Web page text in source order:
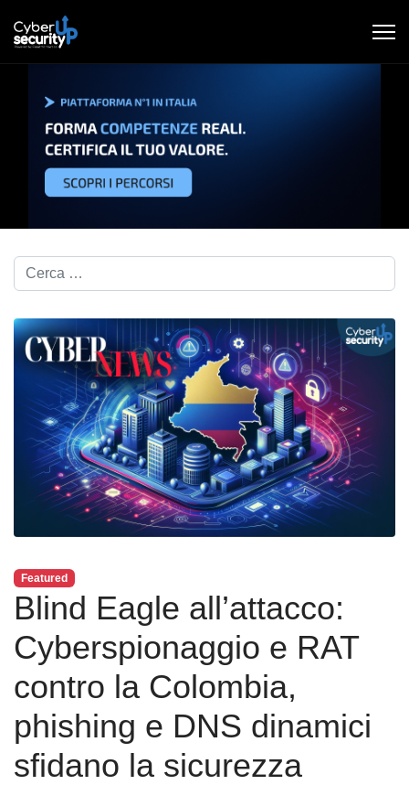
Cerca nel blog...
Featured
Blind Eagle all’attacco:
Cyberspionaggio e RAT
contro la Colombia,
phishing e DNS dinamici
sfidano la sicurezza